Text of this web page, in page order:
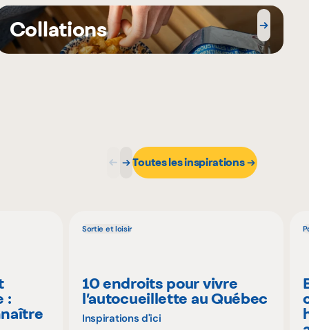
Collations
Toutes les inspirations
:
Sortie et loisir
10 endroits pour vivre
l’autocueillette au Québec
Inspirations d'ici